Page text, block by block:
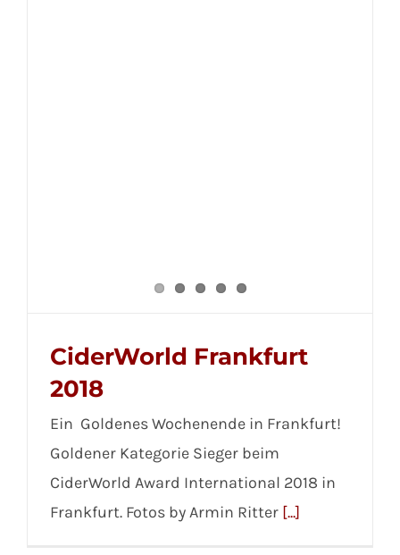
CiderWorld Frankfurt
2018
Ein Goldenes Wochenende in Frankfurt!
Goldener Kategorie Sieger beim
CiderWorld Award International 2018 in
Frankfurt. Fotos by Armin Ritter [...]